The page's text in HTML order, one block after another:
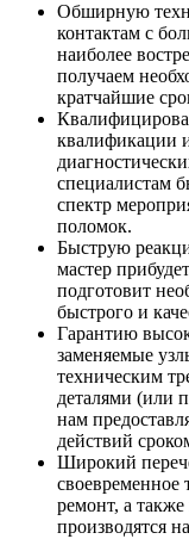
Обширную
контактам с
наиболее
получаем
кратчайшие
квалификации
специалистам
спектр
поломок.
Быструю
мастер
подготовит
быстрого и
Гарантию
заменяемые
техническим
деталями (или
нам
действий
Широкий
своевременное
ремонт, а
производятся